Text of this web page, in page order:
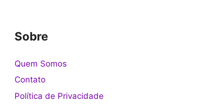
Sobre
Quem Somos
Contato
Política de Privacidade